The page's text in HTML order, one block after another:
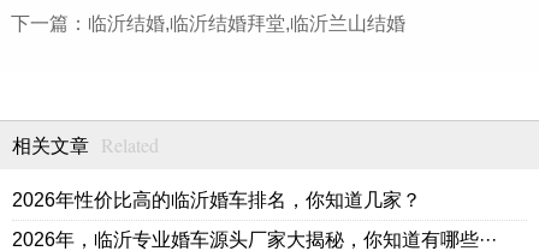
下一篇： 临沂结婚,临沂结婚拜堂,临沂兰山结婚
相关文章 Related
2026年性价比高的临沂婚车排名，你知道几家？
2026年，临沂专业婚车源头厂家大揭秘，你知道有哪些···